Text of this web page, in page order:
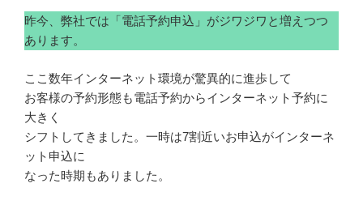
昨今、弊社では「電話予約申込」がジワジワと増えつつ
あります。
ここ数年インターネット環境が驚異的に進歩して
お客様の予約形態も電話予約からインターネット予約に
大きく
シフトしてきました。一時は7割近いお申込がインターネ
ット申込に
なった時期もありました。